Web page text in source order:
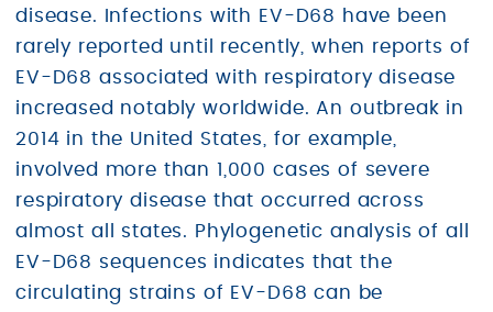
disease. Infections with EV-D68 have been
rarely reported until recently, when reports of
EV-D68 associated with respiratory disease
increased notably worldwide. An outbreak in
2014 in the United States, for example,
involved more than 1,000 cases of severe
respiratory disease that occurred across
almost all states. Phylogenetic analysis of all
EV-D68 sequences indicates that the
circulating strains of EV-D68 can be